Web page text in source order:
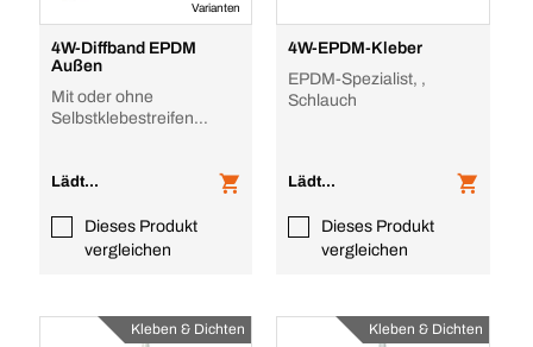
Varianten
4W-Diffband EPDM
Außen
Mit oder ohne
Selbstklebestreifen
Lädt...
Dieses Produkt
vergleichen
4W-EPDM-Kleber
EPDM-Spezialist, ,
Schlauch
Lädt...
Dieses Produkt
vergleichen
Kleben & Dichten Kleben & Dichten